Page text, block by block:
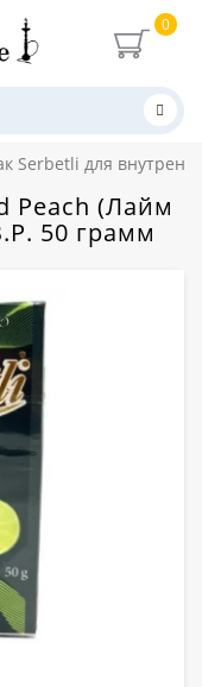
0
Serbetli для
Peach (Лайм
50 грамм